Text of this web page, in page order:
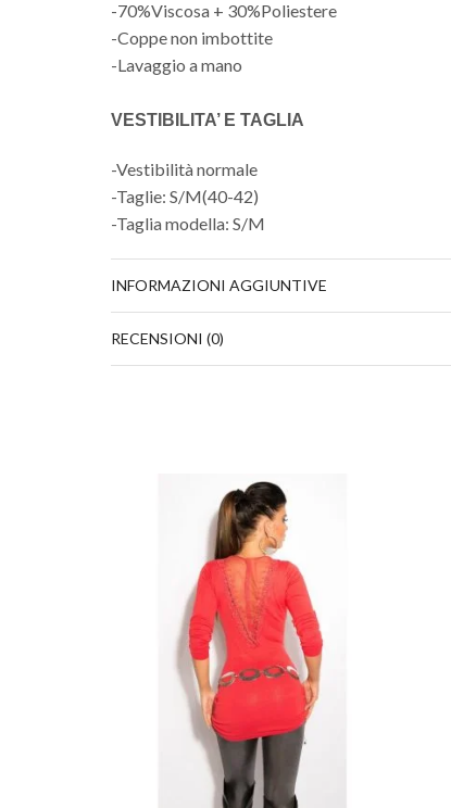
-70%Viscosa + 30%Poliestere
-Coppe non imbottite
-Lavaggio a mano
VESTIBILITA’ E TAGLIA
-Vestibilità normale
-Taglie: S/M(40-42)
-Taglia modella: S/M
INFORMAZIONI AGGIUNTIVE
RECENSIONI (0)